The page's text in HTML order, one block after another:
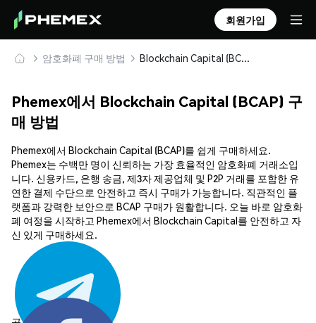
회원가입
암호화폐 구매 방법 Blockchain Capital (BCAP) 안전하게 구매 및 보관
Phemex에서 Blockchain Capital (BCAP) 구
매 방법
Phemex에서 Blockchain Capital (BCAP)를 쉽게 구매하세요.
Phemex는 수백만 명이 신뢰하는 가장 효율적인 암호화폐 거래소입
니다. 신용카드, 은행 송금, 제3자 제공업체 및 P2P 거래를 포함한 유
연한 결제 수단으로 안전하고 즉시 구매가 가능합니다. 직관적인 플
랫폼과 강력한 보안으로 BCAP 구매가 원활합니다. 오늘 바로 암호화
폐 여정을 시작하고 Phemex에서 Blockchain Capital를 안전하고 자
신 있게 구매하세요.